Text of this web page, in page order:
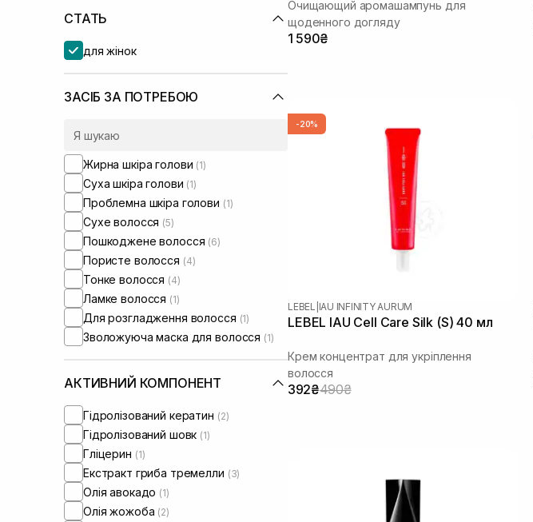
СТАТЬ
для жінок
ЗАСІБ ЗА ПОТРЕБОЮ
Жирна шкіра голови (1)
Суха шкіра голови (1)
Проблемна шкіра голови (1)
Сухе волосся (5)
Пошкоджене волосся (6)
Пористе волосся (4)
Тонке волосся (4)
Ламке волосся (1)
Для розгладження волосся (1)
Зволожуюча маска для волосся (1)
АКТИВНИЙ КОМПОНЕНТ
Гідролізований кератин (2)
Гідролізований шовк (1)
Гліцерин (1)
Екстракт гриба тремелли (3)
Олія авокадо (1)
Олія жожоба (2)
Очищающий аромашампунь для
щоденного догляду
1 590₴
-20%
LEBEL IAU INFINITY AURUM
LEBEL IAU Cell Care Silk (S) 40 мл
Крем концентрат для укріплення
волосся
392₴490₴